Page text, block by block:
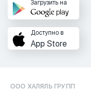
Загрузить на
Доступно в
App Store
ООО ХАЛЯЛЬ ГРУПП